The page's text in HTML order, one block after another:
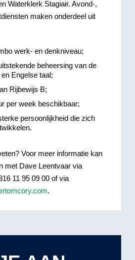
Waterklerk Stagiair. Avond-,
maken onderdeel uit
werk- en denkniveau;
beheersing van de
Engelse taal;
Rijbewijs B;
per week beschikbaar;
persoonlijkheid die zich
Voor meer informatie kan
met Dave Leentvaar via
11 95 09 00 of via
.